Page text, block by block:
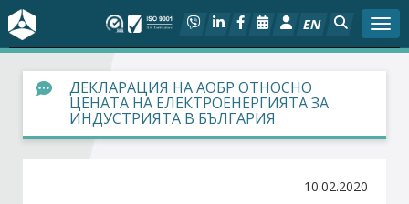
EN
За БСК
На фокус
ДЕКЛАРАЦИЯ НА АОБР ОТНОСНО
ЦЕНАТА НА ЕЛЕКТРОЕНЕРГИЯТА ЗА
ИНДУСТРИЯТА В БЪЛГАРИЯ
10.02.2020